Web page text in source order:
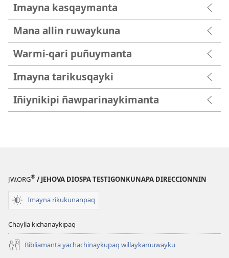
Imayna kasqaymanta
Mana allin ruwaykuna
Warmi-qari puñuymanta
Imayna tarikusqayki
Iñiynikipi ñawparinaykimanta
JW.ORG® / JEHOVA DIOSPA TESTIGONKUNAPA DIRECCIONNIN
Imayna rikukunanpaq
Chaylla kichanaykipaq
Bibliamanta yachachinaykupaq willaykamuwayku